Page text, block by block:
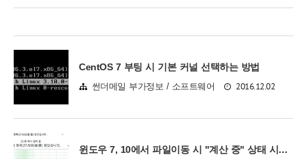
CentOS 7 부팅 시 기본 커널 선택하는 방법
썬더메일 부가정보 / 소프트웨어 2016.12.02
윈도우 7, 10에서 파일이동 시 "계산 중" 상태 시간 줄이는 방법